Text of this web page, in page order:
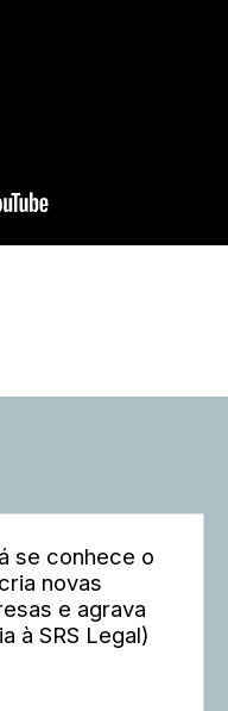
se conhece o
novas
e agrava
à SRS Legal)